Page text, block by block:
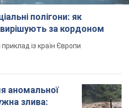
полігони: як
за кордоном
із країн Європи
аномальної
злива: